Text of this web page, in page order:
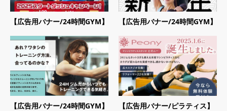
【広告用バナー/24時間GYM】 【広告用バナー/24時間GYM】
【広告用バナー/24時間GYM】 【広告用バナー/ピラティス】